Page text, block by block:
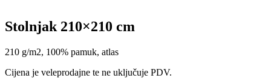
Stolnjak 210×210 cm
210 g/m2, 100% pamuk, atlas
Cijena je veleprodajne te ne uključuje PDV.